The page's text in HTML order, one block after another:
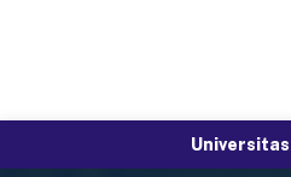
Universitas